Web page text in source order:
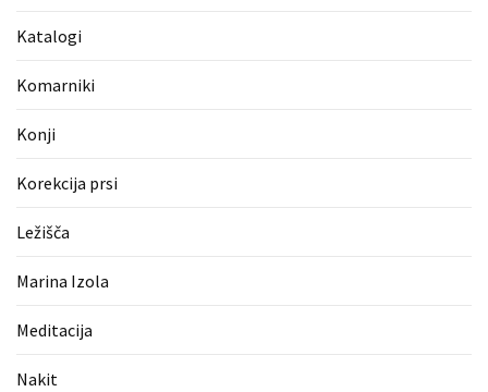
Katalogi
Komarniki
Konji
Korekcija prsi
Ležišča
Marina Izola
Meditacija
Nakit